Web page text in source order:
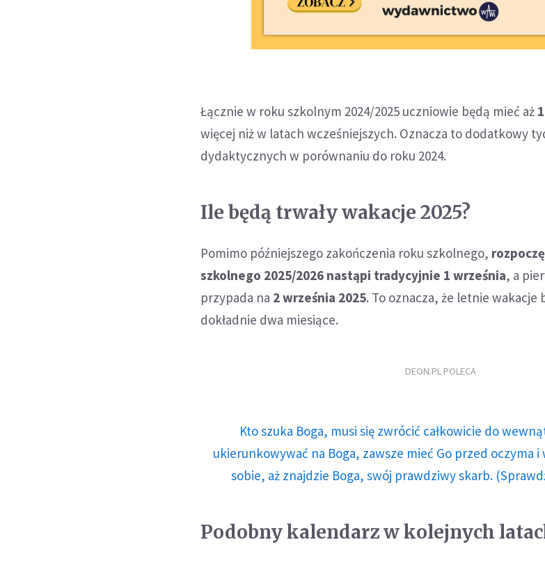
Łącznie w roku szkolnym 2024/2025 uczniowie będą mieć aż
więcej niż w latach wcześniejszych. Oznacza to dodatkowy
dydaktycznych w porównaniu do roku 2024.
Ile będą trwały wakacje 2025?
Pomimo późniejszego zakończenia roku szkolnego,
szkolnego 2025/2026 nastąpi tradycyjnie 1 września, a
przypada na 2 września 2025. To oznacza, że letnie wakacje
dokładnie dwa miesiące.
DEON.PL POLECA
Kto szuka Boga, musi się zwrócić całkowicie do
ukierunkowywać na Boga, zawsze mieć Go przed oczyma
sobie, aż znajdzie Boga, swój prawdziwy skarb.
Podobny kalendarz w kolejnych